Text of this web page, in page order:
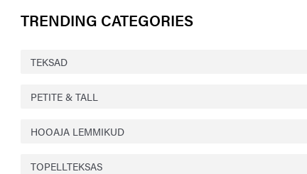
TRENDING CATEGORIES
TEKSAD
PETITE & TALL
HOOAJA LEMMIKUD
TOPELLTEKSAS